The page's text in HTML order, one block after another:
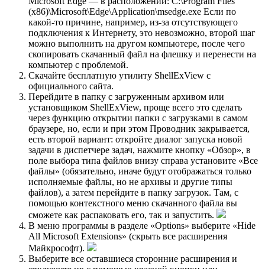
(x86)\Microsoft\Edge\Application\msedge.exe Если по
какой-то причине, например, из-за отсутствующего
подключения к Интернету, это невозможно, второй шаг
можно выполнить на другом компьютере, после чего
скопировать скачанный файл на флешку и перенести на
компьютер с проблемой.
Скачайте бесплатную утилиту ShellExView с
официального сайта.
Перейдите в папку с загруженным архивом или
установщиком ShellExView, проще всего это сделать
через функцию открытии папки с загрузками в самом
браузере, но, если и при этом Проводник закрывается,
есть второй вариант: откройте диалог запуска новой
задачи в диспетчере задач, нажмите кнопку «Обзор», в
поле выбора типа файлов внизу справа установите «Все
файлы» (обязательно, иначе будут отображаться только
исполняемые файлы, но не архивы и другие типы
файлов), а затем перейдите в папку загрузок. Там, с
помощью контекстного меню скачанного файла вы
сможете как распаковать его, так и запустить.
В меню программы в разделе «Options» выберите «Hide
All Microsoft Extensions» (скрыть все расширения
Майкрософт).
Выберите все оставшиеся сторонние расширения и